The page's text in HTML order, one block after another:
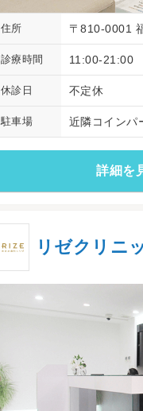
住所 〒810-0001
診療時間 11:00-21:00
休診日 不定休
駐車場 近隣コインパ
詳細を
リゼクリニ